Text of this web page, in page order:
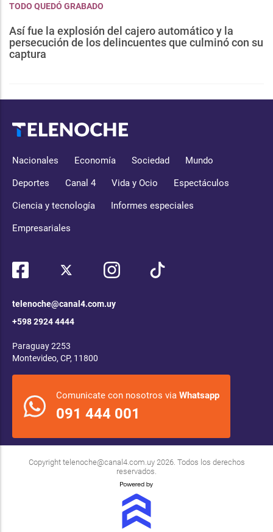
TODO QUEDÓ GRABADO
Así fue la explosión del cajero automático y la
persecución de los delincuentes que culminó con su
captura
Nacionales Economía Sociedad Mundo
Deportes Canal 4 Vida y Ocio Espectáculos
Ciencia y tecnología Informes especiales
Empresariales
telenoche@canal4.com.uy
+598 2924 4444
Paraguay 2253
Montevideo, CP, 11800
Comunicate con nosotros via Whatsapp
091 444 001
Copyright telenoche@canal4.com.uy2026. Todos los derechos
reservados.